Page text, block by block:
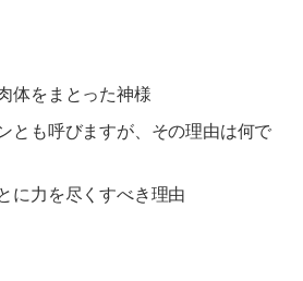
体をまとった神様
とも呼びますが、その理由は何で
に力を尽くすべき理由